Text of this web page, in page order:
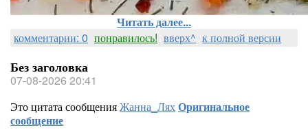
Читать далее...
комментарии: 0 понравилось! вверх^ к полной версии
Без заголовка
07-08-2026 20:41
Это цитата сообщенияЖанна_ЛяхОригинальное
сообщение